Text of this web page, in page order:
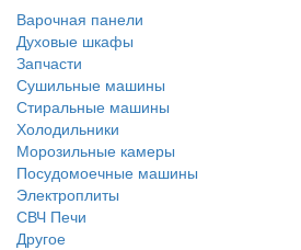
Варочная панели
Духовые шкафы
Запчасти
Сушильные машины
Стиральные машины
Холодильники
Морозильные камеры
Посудомоечные машины
Электроплиты
СВЧ Печи
Другое